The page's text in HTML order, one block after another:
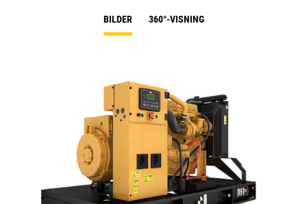
BILDER 360°-VISNING